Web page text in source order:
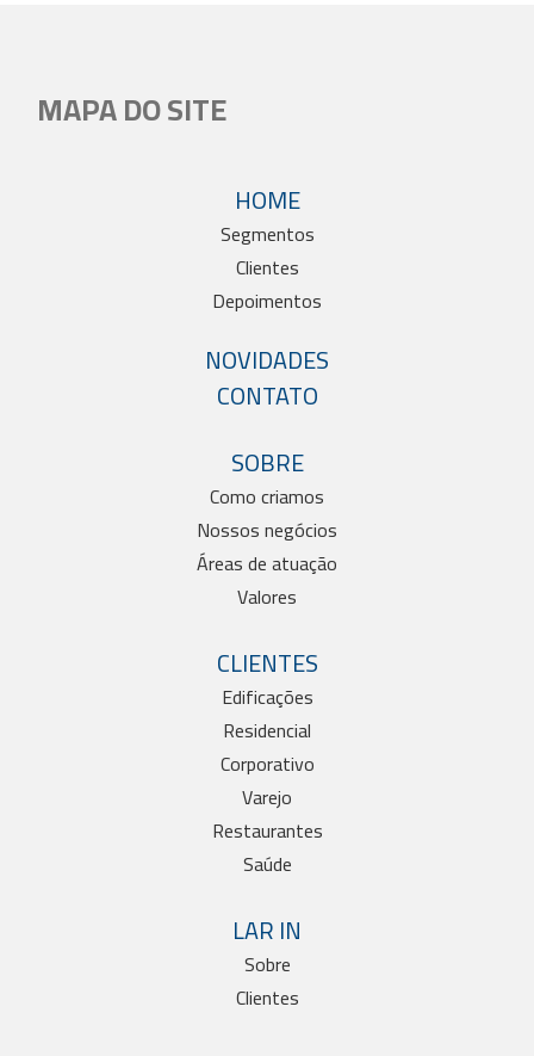
MAPA DO SITE
HOME
Segmentos
Clientes
Depoimentos
NOVIDADES
CONTATO
SOBRE
Como criamos
Nossos negócios
Áreas de atuação
Valores
CLIENTES
Edificações
Residencial
Corporativo
Varejo
Restaurantes
Saúde
LAR IN
Sobre
Clientes